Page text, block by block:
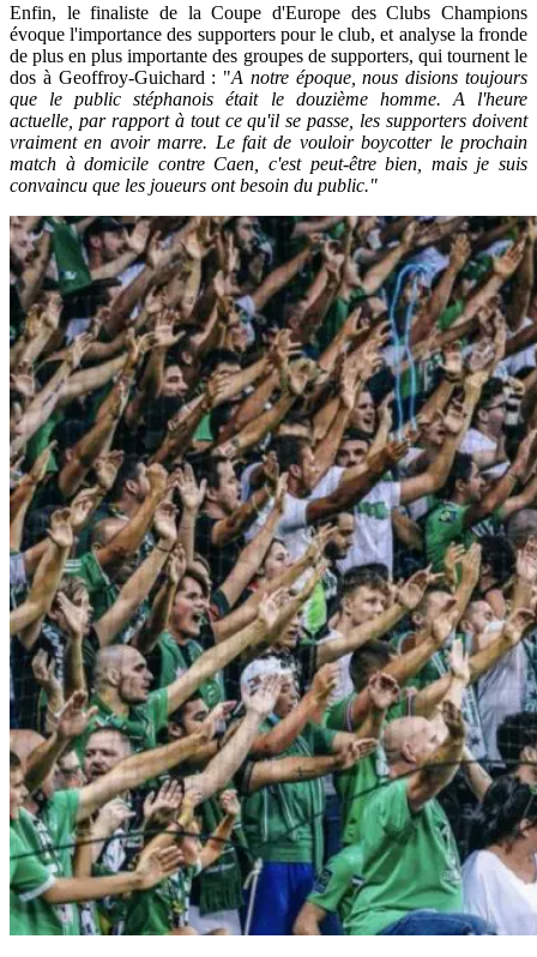
Enfin, le finaliste de la Coupe d'Europe des Clubs Champions
évoque l'importance des supporters pour le club, et analyse la fronde
de plus en plus importante des groupes de supporters, qui tournent le
dos à Geoffroy-Guichard : "A notre époque, nous disions toujours
que le public stéphanois était le douzième homme. A l'heure
actuelle, par rapport à tout ce qu'il se passe, les supporters doivent
vraiment en avoir marre. Le fait de vouloir boycotter le prochain
match à domicile contre Caen, c'est peut-être bien, mais je suis
convaincu que les joueurs ont besoin du public."